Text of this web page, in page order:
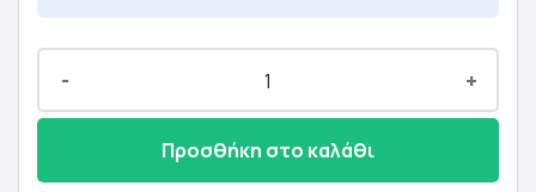
- +
Προσθήκη στο καλάθι